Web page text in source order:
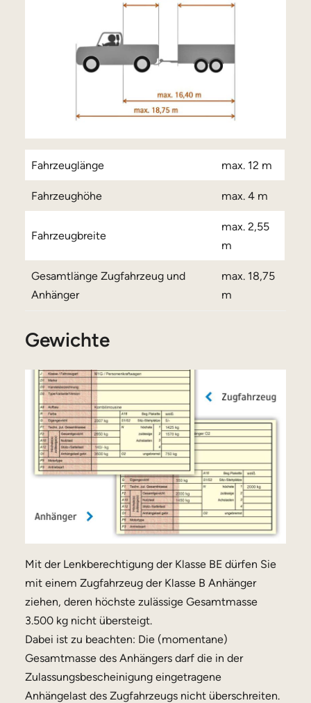
Fahrzeuglänge max. 12 m
Fahrzeughöhe max. 4 m
Fahrzeugbreite
max. 2,55
m
Gesamtlänge Zugfahrzeug und
Anhänger
max. 18,75
m
Gewichte
Mit der Lenkberechtigung der Klasse BE dürfen Sie
mit einem Zugfahrzeug der Klasse B Anhänger
ziehen, deren höchste zulässige Gesamtmasse
3.500 kg nicht übersteigt.
Dabei ist zu beachten: Die (momentane)
Gesamtmasse des Anhängers darf die in der
Zulassungsbescheinigung eingetragene
Anhängelast des Zugfahrzeugs nicht überschreiten.